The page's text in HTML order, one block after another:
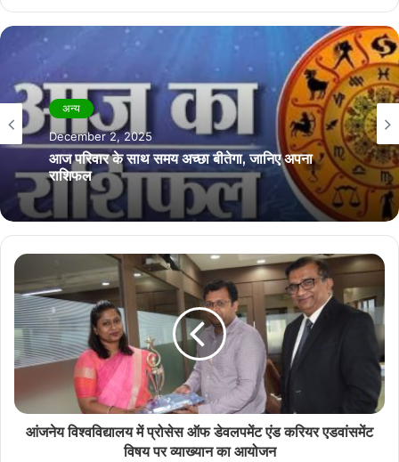
अन्य
December 2, 2025
अन्य
November 21, 2025
आज अपने करियर पर ध्यान लगाने की जरूरत है, जानिए
अपना राशिफल
आंजनेय विश्वविद्यालय में प्रोसेस ऑफ डेवलपमेंट एंड करियर एडवांसमेंट
विषय पर व्याख्यान का आयोजन